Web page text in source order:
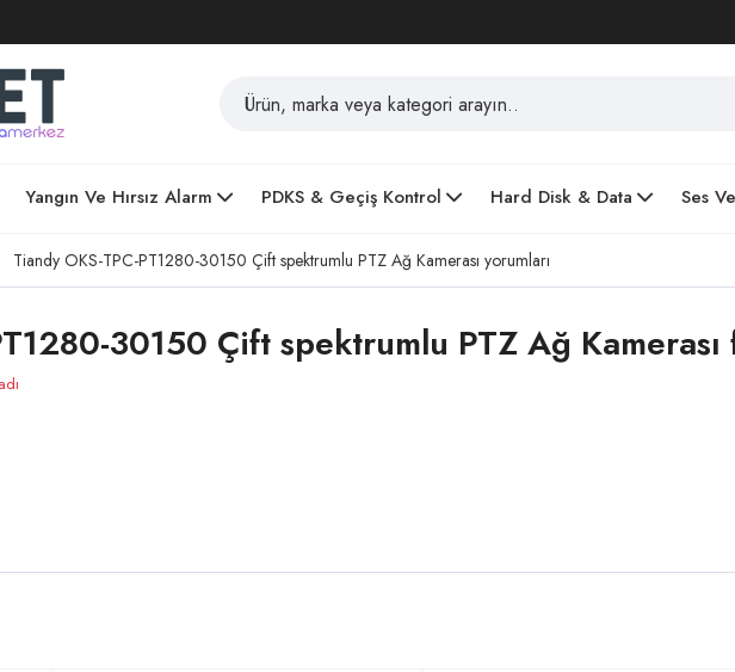
Yangın Ve Hırsız Alarm PDKS & Geçiş Kontrol Hard Disk & Data Ses
Tiandy OKS-TPC-PT1280-30150 Çift spektrumlu PTZ Ağ Kamerası yorumları
30150 Çift spektrumlu PTZ Ağ Kamerası